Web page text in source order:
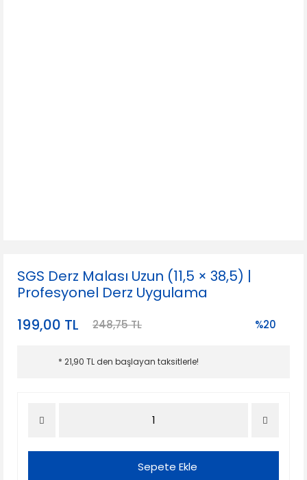
SGS Derz Malası Uzun (11,5 × 38,5) |
Profesyonel Derz Uygulama
199,00 TL
248,75 TL %20
* 21,90 TL den başlayan taksitlerle!
Sepete Ekle